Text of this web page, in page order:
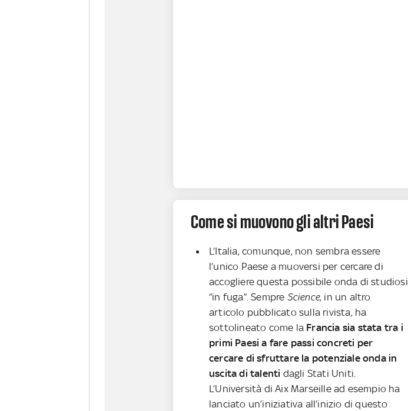
Come si muovono gli altri Paesi
L’Italia, comunque, non sembra essere
l’unico Paese a muoversi per cercare di
accogliere questa possibile onda di studiosi
“in fuga”. Sempre Science, in un altro
articolo pubblicato sulla rivista, ha
sottolineato come la Francia sia stata tra i
primi Paesi a fare passi concreti per
cercare di sfruttare la potenziale onda in
uscita di talenti dagli Stati Uniti.
L’Università di Aix Marseille ad esempio ha
lanciato un’iniziativa all’inizio di questo